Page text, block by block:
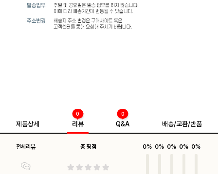
제품상세 리뷰
0
Q&A
0
배송/교환/반품
전체리뷰 총 평점 0% 0% 0% 0% 0%